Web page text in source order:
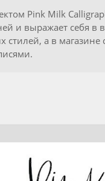
Pink Milk
и выражает себя
стилей, а в